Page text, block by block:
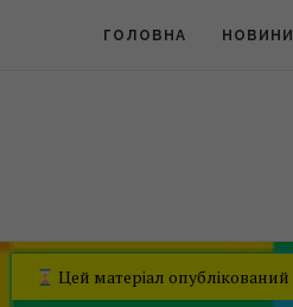
ГОЛОВНА НОВИНИ
Цей матеріал опублікований